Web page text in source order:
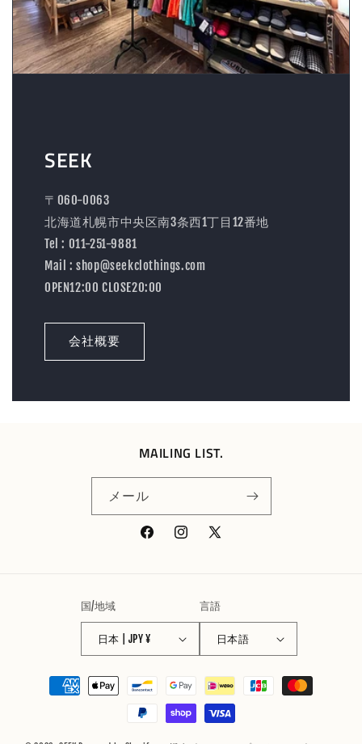
SEEK
〒060-0063
北海道札幌市中央区南3条西1丁目12番地
Tel : 011-251-9881
Mail : shop@seekclothings.com
OPEN12:00 CLOSE20:00
会社概要
MAILING LIST.
メール
FacebookInstagram
X
国/地域
日本 | JPY ¥
言語
日本語